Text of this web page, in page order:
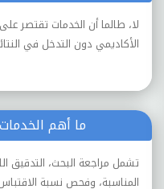
لا، طالما أن الخدمات تقتصر
الأكاديمي دون التدخل في
ما أهم
تشمل مراجعة البحث، التدقيق
المناسبة، وفحص نسبة